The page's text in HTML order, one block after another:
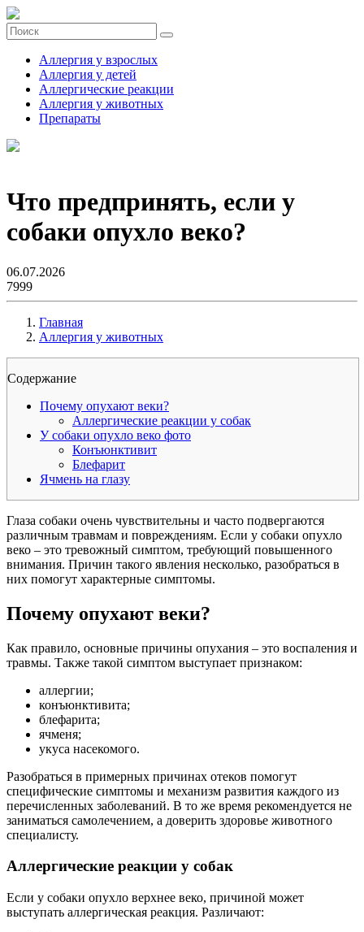
Аллергия у взрослых
Аллергия у детей
Аллергические реакции
Аллергия у животных
Препараты
Что предпринять, если у
собаки опухло веко?
06.07.2026
7999
Главная
Аллергия у животных
Содержание
Почему опухают веки?
Аллергические реакции у собак
У собаки опухло веко фото
Конъюнктивит
Блефарит
Ячмень на глазу
Глаза собаки очень чувствительны и часто подвергаются
различным травмам и повреждениям. Если у собаки опухло
веко – это тревожный симптом, требующий повышенного
внимания. Причин такого явления несколько, разобраться в
них помогут характерные симптомы.
Почему опухают веки?
Как правило, основные причины опухания – это воспаления и
травмы. Также такой симптом выступает признаком:
аллергии;
конъюнктивита;
блефарита;
ячменя;
укуса насекомого.
Разобраться в примерных причинах отеков помогут
специфические симптомы и механизм развития каждого из
перечисленных заболеваний. В то же время рекомендуется не
заниматься самолечением, а доверить здоровье животного
специалисту.
Аллергические реакции у собак
Если у собаки опухло верхнее веко, причиной может
выступать аллергическая реакция. Различают: